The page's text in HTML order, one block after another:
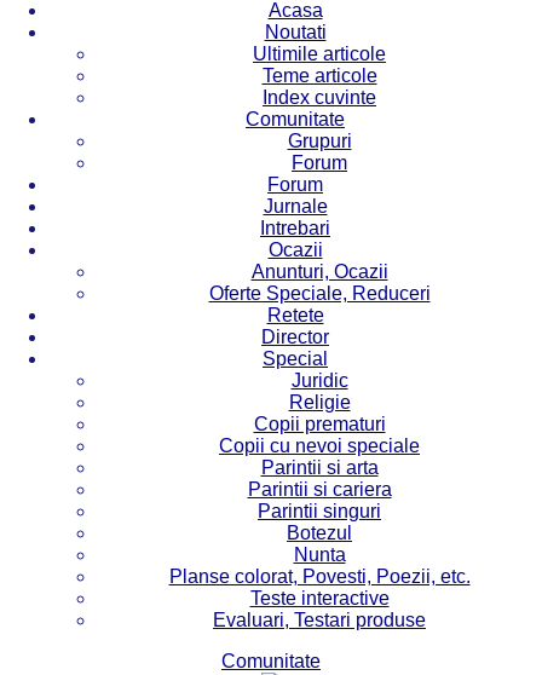
Acasa
Noutati
Ultimile articole
Teme articole
Index cuvinte
Comunitate
Grupuri
Forum
Forum
Jurnale
Intrebari
Ocazii
Anunturi, Ocazii
Oferte Speciale, Reduceri
Retete
Director
Special
Juridic
Religie
Copii prematuri
Copii cu nevoi speciale
Parintii si arta
Parintii si cariera
Parintii singuri
Botezul
Nunta
Planse colorat, Povesti, Poezii, etc.
Teste interactive
Evaluari, Testari produse
Comunitate